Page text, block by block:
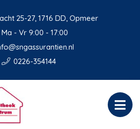
25-27, 1716 DD, Opmeer
Ma - Vr 9:00 - 17:00
0226-354144